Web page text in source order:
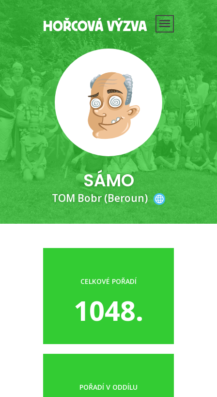
SÁMO
TOM Bobr (Beroun)
CELKOVÉ POŘADÍ
1048.
POŘADÍ V ODDÍLU